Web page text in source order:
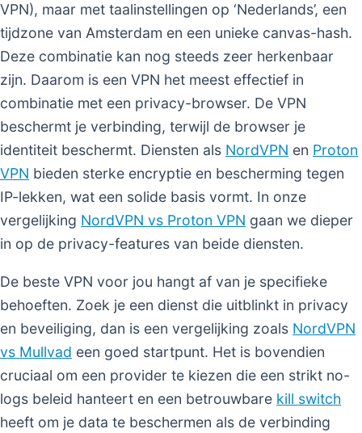
VPN), maar met taalinstellingen op ‘Nederlands’, een
tijdzone van Amsterdam en een unieke canvas-hash.
Deze combinatie kan nog steeds zeer herkenbaar
zijn. Daarom is een VPN het meest effectief in
combinatie met een privacy-browser. De VPN
beschermt je verbinding, terwijl de browser je
identiteit beschermt. Diensten als NordVPN en Proton
VPN bieden sterke encryptie en bescherming tegen
IP-lekken, wat een solide basis vormt. In onze
vergelijking NordVPN vs Proton VPN gaan we dieper
in op de privacy-features van beide diensten.
De beste VPN voor jou hangt af van je specifieke
behoeften. Zoek je een dienst die uitblinkt in privacy
en beveiliging, dan is een vergelijking zoals NordVPN
vs Mullvad een goed startpunt. Het is bovendien
cruciaal om een provider te kiezen die een strikt no-
logs beleid hanteert en een betrouwbare kill switch
heeft om je data te beschermen als de verbinding